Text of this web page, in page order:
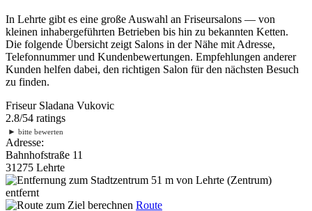
In Lehrte gibt es eine große Auswahl an Friseursalons — von
kleinen inhabergeführten Betrieben bis hin zu bekannten Ketten.
Die folgende Übersicht zeigt Salons in der Nähe mit Adresse,
Telefonnummer und Kundenbewertungen. Empfehlungen anderer
Kunden helfen dabei, den richtigen Salon für den nächsten Besuch
zu finden.
Friseur Sladana Vukovic
2.8/54 ratings
► bitte bewerten
Adresse:
Bahnhofstraße 11
31275 Lehrte
51 m von Lehrte (Zentrum)
entfernt
Route